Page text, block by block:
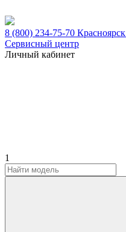
8 (800) 234-75-70 Красноярск
Сервисный центр
Личный кабинет
1